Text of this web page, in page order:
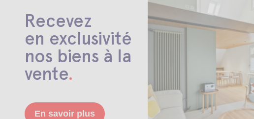
Recevez
en exclusivité
nos biens à la
vente.
En savoir plus